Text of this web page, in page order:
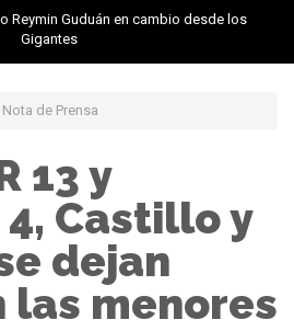
Reymin Guduán en cambio desde los
Gigantes
Nota de Prensa
13 y
Castillo y
dejan
las menores